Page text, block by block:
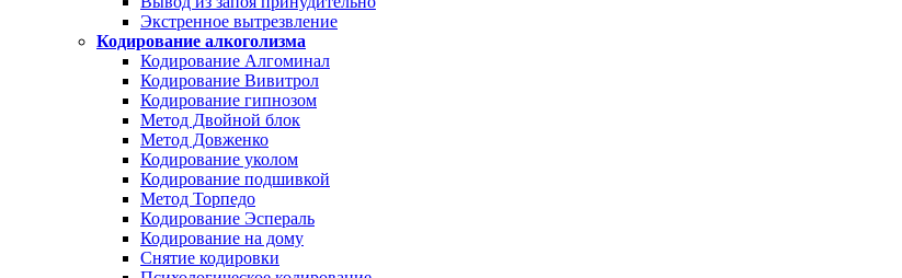
Экстренное вытрезвление
Кодирование алкоголизма
Кодирование Алгоминал
Кодирование Вивитрол
Кодирование гипнозом
Метод Двойной блок
Метод Довженко
Кодирование уколом
Кодирование подшивкой
Метод Торпедо
Кодирование Эспераль
Кодирование на дому
Снятие кодировки